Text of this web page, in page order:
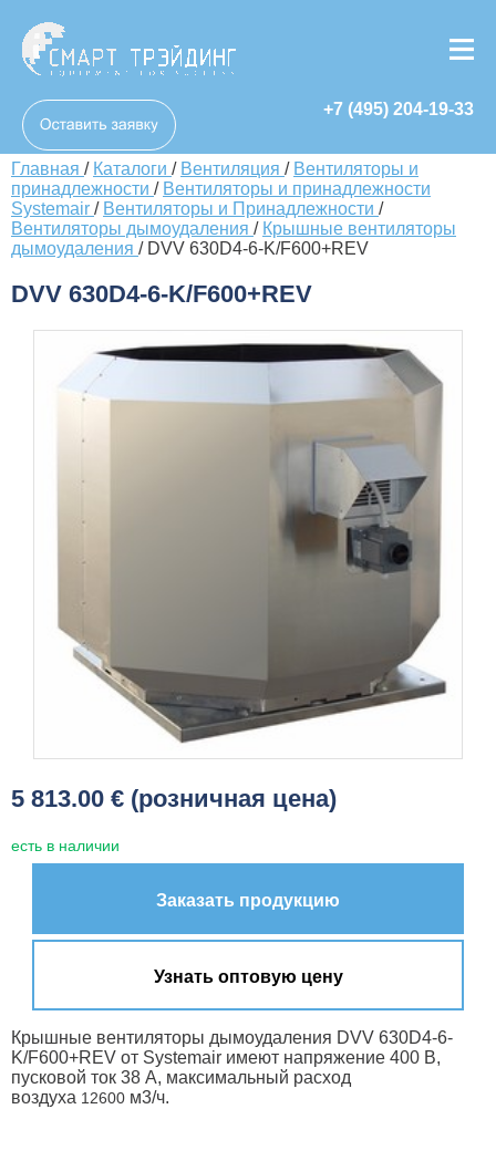
+7 (495) 204-19-33
Главная / Каталоги / Вентиляция / Вентиляторы и
принадлежности / Вентиляторы и принадлежности
Systemair / Вентиляторы и Принадлежности /
Вентиляторы дымоудаления / Крышные вентиляторы
дымоудаления / DVV 630D4-6-K/F600+REV
DVV 630D4-6-K/F600+REV
5 813.00 € (розничная цена)
есть в наличии
Заказать продукцию
Узнать оптовую цену
Крышные вентиляторы дымоудаления DVV 630D4-6-
K/F600+REV от Systemair имеют напряжение 400 В,
пусковой ток 38 А, максимальный расход
воздуха 12600 м3/ч.